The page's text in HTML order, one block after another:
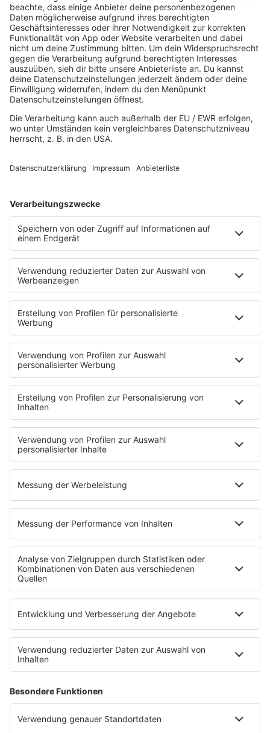
HOME
MUSIK
Playlist
Streams
Rocknews
Band-Alphabet
Rockfakten
Rockquiz
Videos
PROGRAMM
Sendungen
Moderatoren
Podcasts
Hells Bells
Musikwunsch
AKTIONEN
Backstagebereich
King of BOB
Beichtstuhl
Neuerscheinung
Newcomer
Konzertkalender
Festivals
Wacken Open Air
SHOP
RADIO BOB!
Impressum
Kontakt
myBOB App
BOB-Plakate & Aufkleber bestellen
Datenschutz
Datenschutzeinstellungen
Teilnahmebedingungen